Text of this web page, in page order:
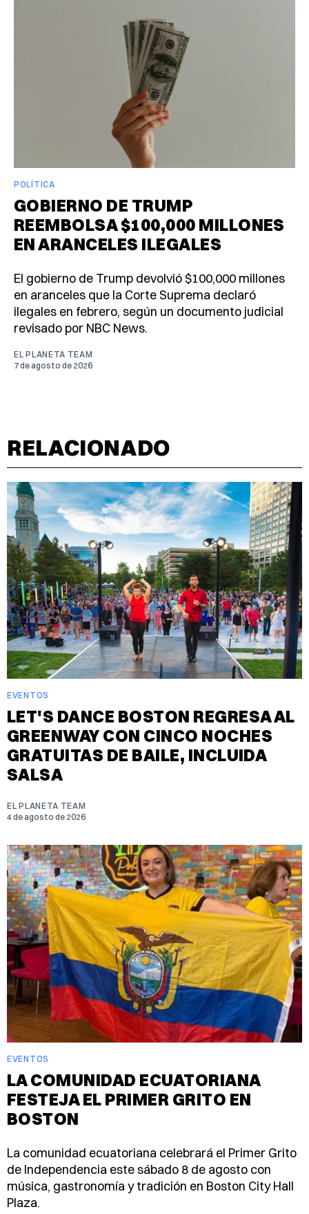
POLÍTICA
GOBIERNO DE TRUMP
REEMBOLSA $100,000 MILLONES
EN ARANCELES ILEGALES
El gobierno de Trump devolvió $100,000 millones
en aranceles que la Corte Suprema declaró
ilegales en febrero, según un documento judicial
revisado por NBC News.
EL PLANETA TEAM
7 de agosto de 2026
RELACIONADO
EVENTOS
LET'S DANCE BOSTON REGRESA AL
GREENWAY CON CINCO NOCHES
GRATUITAS DE BAILE, INCLUIDA
SALSA
EL PLANETA TEAM
4 de agosto de 2026
EVENTOS
LA COMUNIDAD ECUATORIANA
FESTEJA EL PRIMER GRITO EN
BOSTON
La comunidad ecuatoriana celebrará el Primer Grito
de Independencia este sábado 8 de agosto con
música, gastronomía y tradición en Boston City Hall
Plaza.